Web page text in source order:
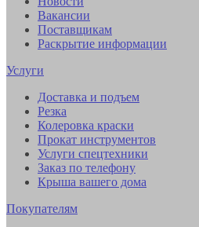
Вакансии
Поставщикам
Раскрытие информации
Услуги
Доставка и подъем
Резка
Колеровка краски
Прокат инструментов
Услуги спецтехники
Заказ по телефону
Крыша вашего дома
Покупателям